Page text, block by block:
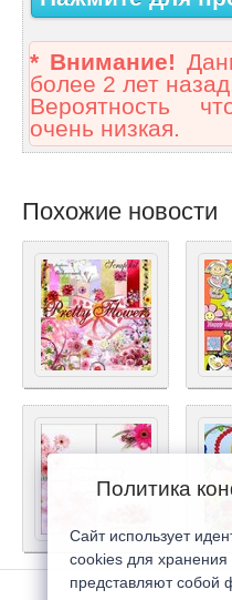
* Внимание!
более 2 лет
Вероятность
очень низкая.
Похожие новости
Политика
Сайт использует
cookies для
представляют собой